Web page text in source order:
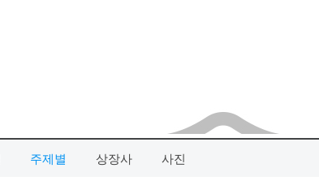
주제별 상장사 사진